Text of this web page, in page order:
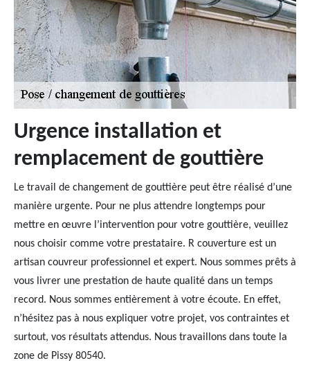
Urgence installation et
remplacement de gouttière
Le travail de changement de gouttière peut être réalisé d’une
manière urgente. Pour ne plus attendre longtemps pour
mettre en œuvre l’intervention pour votre gouttière, veuillez
nous choisir comme votre prestataire. R couverture est un
artisan couvreur professionnel et expert. Nous sommes prêts à
vous livrer une prestation de haute qualité dans un temps
record. Nous sommes entièrement à votre écoute. En effet,
n’hésitez pas à nous expliquer votre projet, vos contraintes et
surtout, vos résultats attendus. Nous travaillons dans toute la
zone de Pissy 80540.